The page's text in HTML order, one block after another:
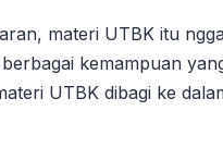
materi UTBK itu
kemampuan
UTBK dibagi ke